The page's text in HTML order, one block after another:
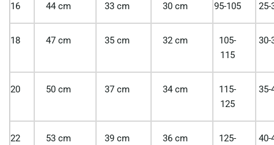
16 44 cm 33 cm 30 cm 95-105 25-
18 47 cm 35 cm 32 cm
105-
115
30-
20 50 cm 37 cm 34 cm
115-
125
35-
22 53 cm 39 cm 36 cm
125-
40-